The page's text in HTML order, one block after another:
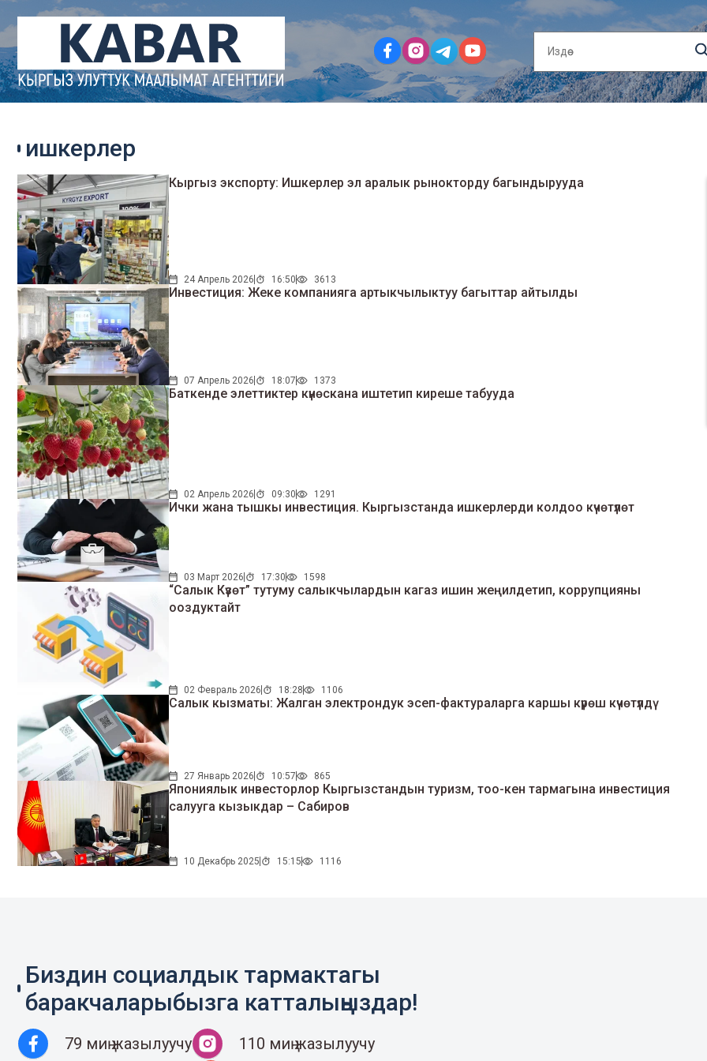
ишкерлер
Кыргыз экспорту: Ишкерлер эл аралык рынокторду багындырууда
24 Апрель 2026 16:50 3613
Инвестиция: Жеке компанияга артыкчылыктуу багыттар айтылды
07 Апрель 2026 18:07 1373
Баткенде элеттиктер күнөскана иштетип киреше табууда
02 Апрель 2026 09:30 1291
Ички жана тышкы инвестиция. Кыргызстанда ишкерлерди колдоо күчөтүлөт
03 Март 2026 17:30 1598
“Салык Күзөт” тутуму салыкчылардын кагаз ишин жеңилдетип, коррупцияны
ооздуктайт
02 Февраль 2026 18:28 1106
Салык кызматы: Жалган электрондук эсеп-фактураларга каршы күрөш күчөтүлдү
27 Январь 2026 10:57 865
Япониялык инвесторлор Кыргызстандын туризм, тоо-кен тармагына инвестиция
салууга кызыкдар – Сабиров
10 Декабрь 2025 15:15 1116
Биздин социалдык тармактагы
баракчаларыбызга катталыңыздар!
79 миң жазылуучу 110 миң жазылуучу